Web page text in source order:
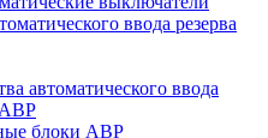
ввода резерва
автоматического ввода
АВР
блоки АВР